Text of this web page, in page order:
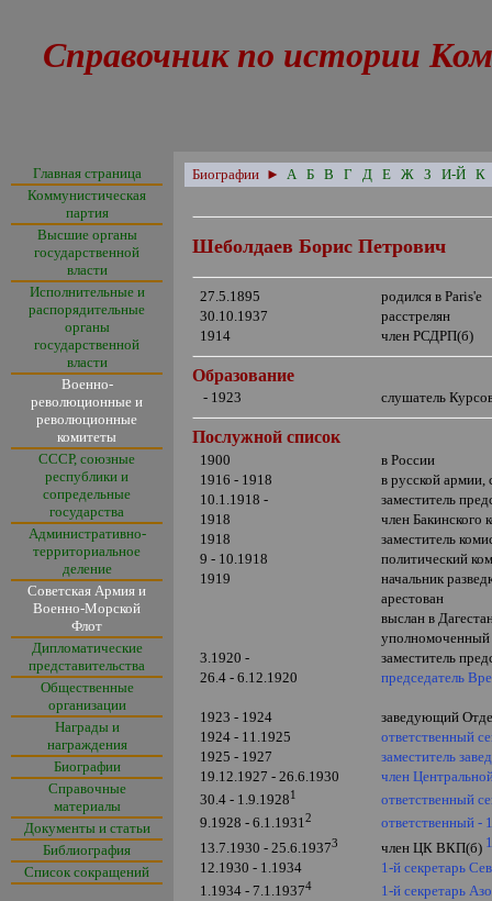
Справочник по истории
Главная страница
Коммунистическая
партия
Высшие органы
государственной
власти
Исполнительные и
распорядительные
органы
государственной
власти
Военно-
революционные и
революционные
комитеты
СССР, союзные
республики и
сопредельные
государства
Административно-
территориальное
деление
Советская Армия и
Военно-Морской
Флот
Дипломатические
представительства
Общественные
организации
Награды и
награждения
Биографии
Справочные
материалы
Документы и статьи
Библиография
Список сокращений
Биографии ► А Б В Г Д Е Ж З И-Й К
Шеболдаев Борис Петрович
27.5.1895 родился вParis'е
30.10.1937
расстрелян
1914
член РСДРП(б)
Образование
- 1923 слушатель
Послужной список
1900
в России
1916 - 1918
в русской армии,
10.1.1918 -
заместитель
1918
член Бакинского
1918
заместитель
9 - 10.1918
политический
1919
начальник
арестован
выслан в
3.1920 -
заместитель
26.4 - 6.12.1920
председатель
1923 - 1924
заведующий
1924 - 11.1925
ответственный
1925 - 1927
заместитель
19.12.1927 - 26.6.1930
член
30.4 - 1.9.19281
ответственный
9.1928 - 6.1.19312
ответственный -
13.7.1930 - 25.6.19373 член ЦК ВКП(б)
12.1930 - 1.1934
1-й секретарь
1.1934 - 7.1.19374
1-й секретарь